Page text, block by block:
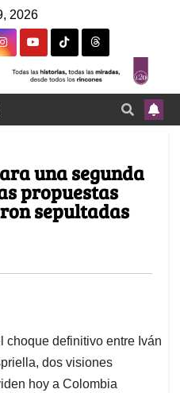
2026
una segunda
propuestas
sepultadas
choque definitivo entre Iván
dos visiones
hoy a Colombia